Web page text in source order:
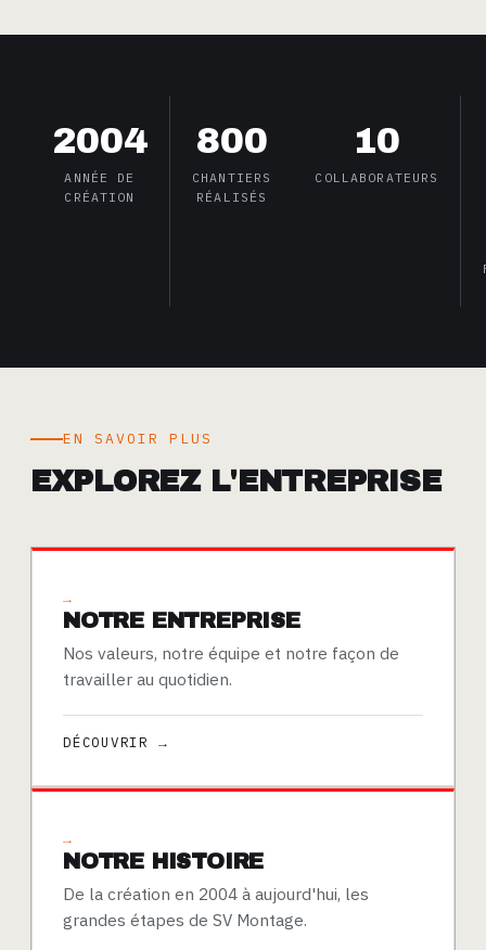
2004
ANNÉE DE
CRÉATION
800
CHANTIERS
RÉALISÉS
10
COLLABORATEURS
EN SAVOIR PLUS
EXPLOREZ L'ENTREPRISE
→
NOTRE ENTREPRISE
Nos valeurs, notre équipe et notre façon de
travailler au quotidien.
DÉCOUVRIR →
→
NOTRE HISTOIRE
De la création en 2004 à aujourd'hui, les
grandes étapes de SV Montage.